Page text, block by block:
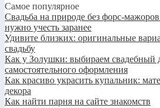
Самое популярное
Свадьба на природе без форс-
нужно учесть заранее
Удивите близких: оригинальные
свадьбу
Как у Золушки: выбираем свадебный
самостоятельного оформления
Как красиво украсить купальник:
декора
Как найти парня на сайте знакомств